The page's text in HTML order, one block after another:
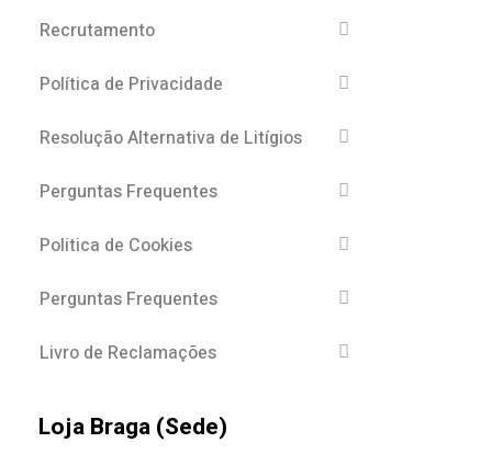
Recrutamento
Política de Privacidade
Resolução Alternativa de Litígios
Perguntas Frequentes
Politica de Cookies
Perguntas Frequentes
Livro de Reclamações
Loja Braga (Sede)